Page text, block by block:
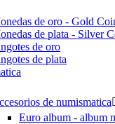
de oro - Gold
de plata - Silver
de oro
de plata
de numismatica
Euro album - album